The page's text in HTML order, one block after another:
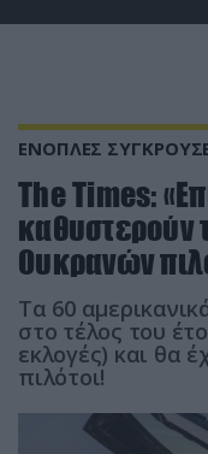
ΕΝΟΠΛΕΣ
The Times:
καθυστερούν
Ουκρανών
Τα 60
στο τέλος του
εκλογές) και θα
πιλότοι!